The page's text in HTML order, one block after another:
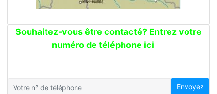
Souhaitez-vous être contacté? Entrez votre
numéro de téléphone ici
Envoyez